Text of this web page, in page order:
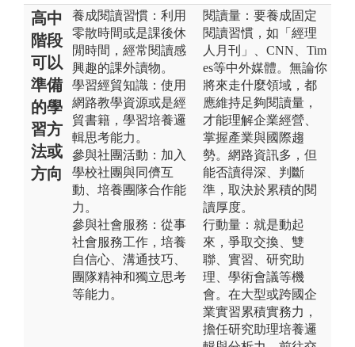
高中
階段
可以
準備
的學
習方
法或
方向
養成閱讀習慣：利用
零散時間或是課後休
閒時間，經常閱讀感
興趣的課外讀物。
學習經貿知識：使用
網路教學資源或是經
貿書籍，學習培養邏
輯思考能力。
參與社團活動：加入
學校社團與同儕互
動、培養團隊合作能
力。
參與社會服務：從事
社會服務工作，培養
自信心、溝通技巧、
團隊精神和獨立思考
等能力。
閱讀量：要養成固定
閱讀習慣，如「經理
人月刊」、CNN、Tim
es等中外媒體。無論你
將來走什麼領域，都
應維持足夠閱讀量，
才能理解企業經營、
掌握產業與國際趨
勢。網路資訊多，但
能否讀得深、判斷
準，取決於累積的閱
讀厚度。
行動量：就是動起
來，爭取交換、雙
聯、實習、研究助
理、學術會議等機
會。在大型或跨國企
業實習累積實務力，
擔任研究助理培養邏